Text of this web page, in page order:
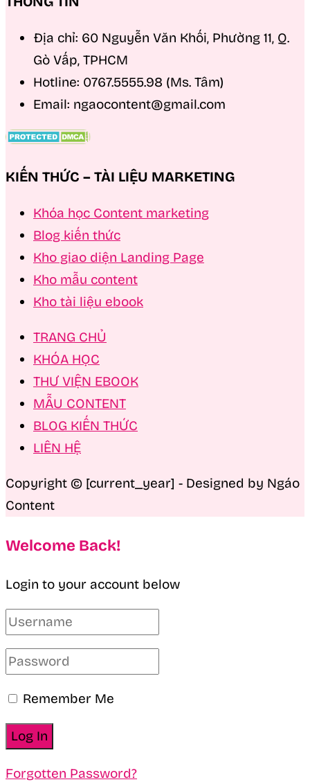
Địa chỉ: 60 Nguyễn Văn Khối, Phường 11, Q.
Gò Vấp, TPHCM
Hotline: 0767.5555.98 (Ms. Tâm)
Email: ngaocontent@gmail.com
KIẾN THỨC – TÀI LIỆU MARKETING
Khóa học Content marketing
Blog kiến thức
Kho giao diện Landing Page
Kho mẫu content
Kho tài liệu ebook
TRANG CHỦ
KHÓA HỌC
THƯ VIỆN EBOOK
MẪU CONTENT
BLOG KIẾN THỨC
LIÊN HỆ
Copyright © [current_year] - Designed by Ngáo
Content
Welcome Back!
Login to your account below
Remember Me
Forgotten Password?